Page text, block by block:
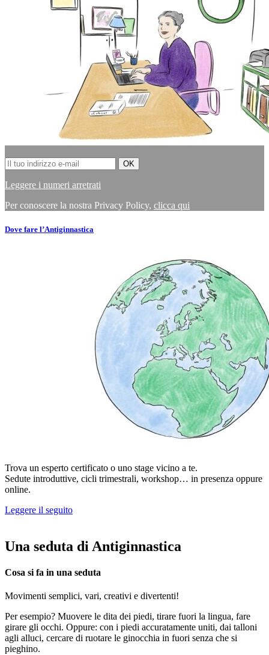
Leggere i numeri arretrati
Per conoscere la nostra Privacy Policy, clicca qui
Dove fare l’Antiginnastica
Trova un esperto certificato o uno stage vicino a te.
Sedute introduttive, cicli trimestrali, workshop… in presenza oppure
online.
Leggere il seguito
Una seduta di Antiginnastica
Cosa si fa in una seduta
Movimenti semplici, vari, creativi e divertenti!
Per esempio? Muovere le dita dei piedi, tirare fuori la lingua, fare
girare gli occhi. Oppure: con i piedi accuratamente uniti, dai talloni
agli alluci, cercare di ruotare le ginocchia in fuori senza che si
pieghino.